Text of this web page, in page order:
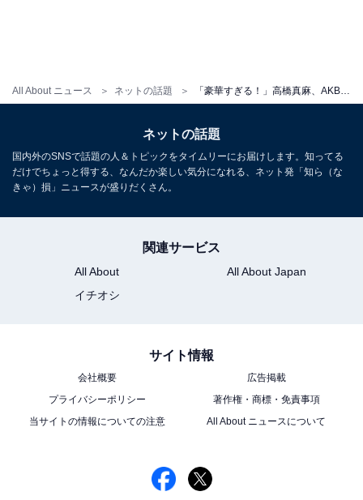
All About ニュース ネットの話題
ネットの話題
国内外のSNSで話題の人＆トピックをタイムリーにお届けします。知ってる
だけでちょっと得する、なんだか楽しい気分になれる、ネット発「知ら（な
きゃ）損」ニュースが盛りだくさん。
関連サービス
All About
All About Japan
イチオシ
サイト情報
会社概要
広告掲載
プライバシーポリシー
著作権・商標・免責事項
当サイトの情報についての注意
All About ニュースについて